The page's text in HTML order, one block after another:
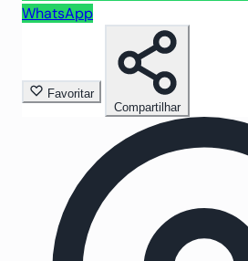
WhatsApp
Favoritar
Compartilhar